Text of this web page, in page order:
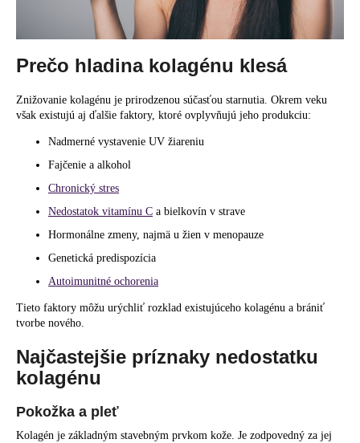
Prečo hladina kolagénu klesá
Znižovanie kolagénu je prirodzenou súčasťou starnutia. Okrem veku
však existujú aj ďalšie faktory, ktoré ovplyvňujú jeho produkciu:
Nadmerné vystavenie UV žiareniu
Fajčenie a alkohol
Chronický stres
Nedostatok vitamínu C a bielkovín v strave
Hormonálne zmeny, najmä u žien v menopauze
Genetická predispozícia
Autoimunitné ochorenia
Tieto faktory môžu urýchliť rozklad existujúceho kolagénu a brániť
tvorbe nového.
Najčastejšie príznaky nedostatku
kolagénu
Pokožka a pleť
Kolagén je základným stavebným prvkom kože. Je zodpovedný za jej